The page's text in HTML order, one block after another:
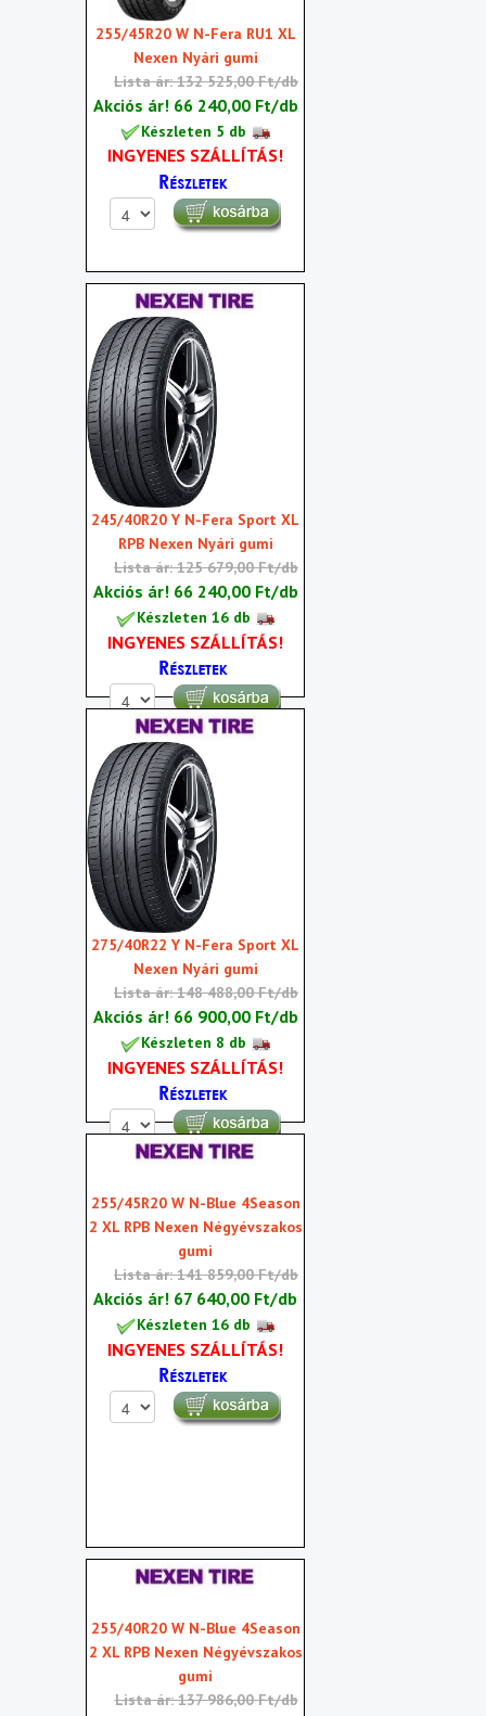
255/45R20 W N-Fera RU1 XL
Nexen Nyári gumi
Lista ár: 132 525,00 Ft/db
Akciós ár! 66 240,00 Ft/db
Készleten 5 db
INGYENES SZÁLLÍTÁS!
245/40R20 Y N-Fera Sport XL
RPB Nexen Nyári gumi
Lista ár: 125 679,00 Ft/db
Akciós ár! 66 240,00 Ft/db
Készleten 16 db
INGYENES SZÁLLÍTÁS!
275/40R22 Y N-Fera Sport XL
Nexen Nyári gumi
Lista ár: 148 488,00 Ft/db
Akciós ár! 66 900,00 Ft/db
Készleten 8 db
INGYENES SZÁLLÍTÁS!
255/45R20 W N-Blue 4Season
2 XL RPB Nexen Négyévszakos
gumi
Lista ár: 141 859,00 Ft/db
Akciós ár! 67 640,00 Ft/db
Készleten 16 db
INGYENES SZÁLLÍTÁS!
255/40R20 W N-Blue 4Season
2 XL RPB Nexen Négyévszakos
gumi
Lista ár: 137 986,00 Ft/db